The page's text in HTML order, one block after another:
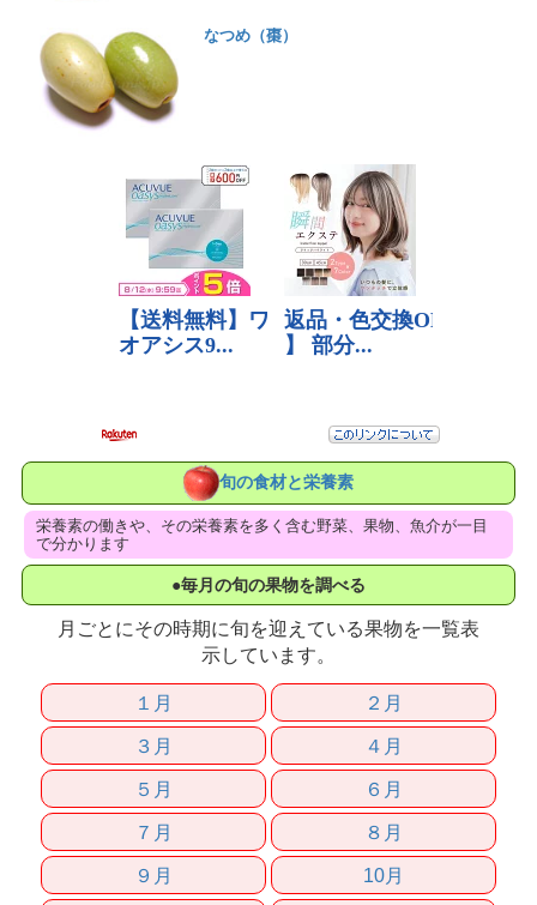
なつめ（棗）
旬の食材と栄養素
栄養素の働きや、その栄養素を多く含む野菜、果物、魚介が一目
で分かります
●毎月の旬の果物を調べる
月ごとにその時期に旬を迎えている果物を一覧表
示しています。
１月
２月
３月
４月
５月
６月
７月
８月
９月
10月